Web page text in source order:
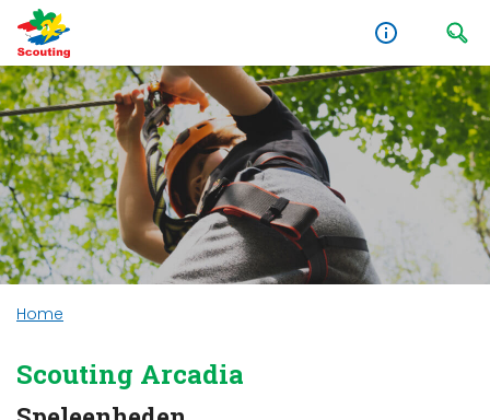
Home
Scouting Arcadia